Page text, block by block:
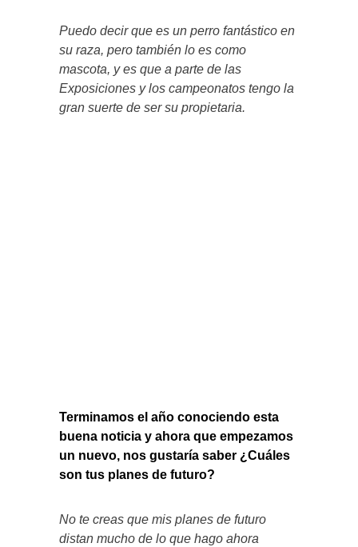
Puedo decir que es un perro fantástico en
su raza, pero también lo es como
mascota, y es que a parte de las
Exposiciones y los campeonatos tengo la
gran suerte de ser su propietaria.
Terminamos el año conociendo esta
buena noticia y ahora que empezamos
un nuevo, nos gustaría saber ¿Cuáles
son tus planes de futuro?
No te creas que mis planes de futuro
distan mucho de lo que hago ahora